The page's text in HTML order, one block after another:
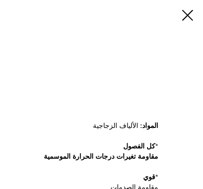
المواد: الألياف الزجاجية
كل الفصول*
مقاومة تغيرات درجات الحرارة الموسمية
قوي*
مقاومة الصدمات